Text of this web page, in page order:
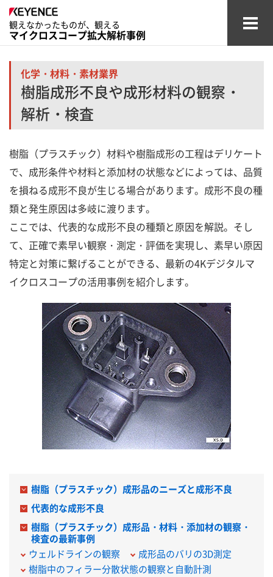
観えなかったものが、観える
マイクロスコープ拡大解析事例
自動車・
電子デバイス業界
医療・医薬・化粧品業界
化学・材料・素材業界
その他業界
用語集
マイクロスコープ商品一覧
資料ダウンロード ご相談・お問い合わせ
化学・材料・素材業界
樹脂成形不良や成形材料の観察・
解析・検査
樹脂（プラスチック）材料や樹脂成形の工程はデリケート
で、成形条件や材料と添加材の状態などによっては、品質
を損ねる成形不良が生じる場合があります。成形不良の種
類と発生原因は多岐に渡ります。
ここでは、代表的な成形不良の種類と原因を解説。そし
て、正確で素早い観察・測定・評価を実現し、素早い原因
特定と対策に繋げることができる、最新の4Kデジタルマ
イクロスコープの活用事例を紹介します。
樹脂（プラスチック）成形品のニーズと成形不良
代表的な成形不良
樹脂（プラスチック）成形品・材料・添加材の観察・
検査の最新事例
ウェルドラインの観察
成形品のバリの3D測定
樹脂中のフィラー分散状態の観察と自動計測